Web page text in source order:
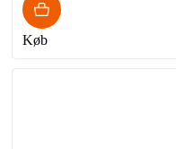
Køb